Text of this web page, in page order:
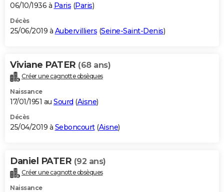
06/10/1936 à Paris (Paris)
Décès
25/06/2019 à Aubervilliers (Seine-Saint-Denis)
Viviane PATER (68 ans)
Créer une cagnotte obsèques
Naissance
17/01/1951 au Sourd (Aisne)
Décès
25/04/2019 à Seboncourt(Aisne)
Daniel PATER (92 ans)
Créer une cagnotte obsèques
Naissance